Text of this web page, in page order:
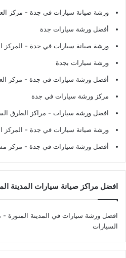
ورشة صيانة سيارات في جدة - مركز
أفضل ورشة سيارات جدة
ورشة صيانة سيارات في جدة - المركز
ورشة سيارات بجدة
أفضل ورشة سيارات في جدة - مركز
مركز ورشة سيارات في جدة
افضل ورشة سيارات - مراكز الطرق
ورشة صيانة سيارات في جدة - المركز
أفضل ورشة سيارات في جدة - مركز
افضل مراكز صيانة سيارات المدينة
افضل ورشة سيارات في المدينة المنورة -
السيارات